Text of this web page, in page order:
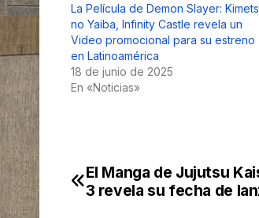
La Película de Demon Slayer:
no Yaiba, Infinity Castle revela un
Video promocional para su estreno
en Latinoamérica
18 de junio de 2025
En «Noticias»
Navegación
El Manga de Jujutsu
3 revela su fecha de